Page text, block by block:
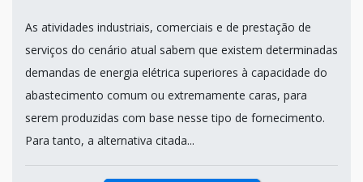
As atividades industriais, comerciais e de prestação de
serviços do cenário atual sabem que existem determinadas
demandas de energia elétrica superiores à capacidade do
abastecimento comum ou extremamente caras, para
serem produzidas com base nesse tipo de fornecimento.
Para tanto, a alternativa citada...